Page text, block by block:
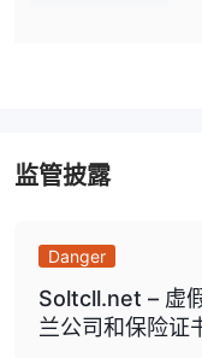
Solana Amateurs计划
司承诺在此期间内获得
时内获得30%的回报，使
6700-14999美元，以
Investors Plan存入
监管披露
Danger
Soltcll.net – 虚
兰公司和保险证